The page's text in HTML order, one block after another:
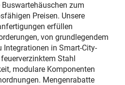
zum
Preisen. Unsere
erfüllen
von grundlegendem
Integrationen in Smart-City-
Stahl
modulare Komponenten
Mengenrabatte